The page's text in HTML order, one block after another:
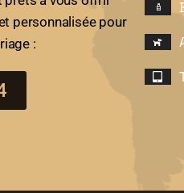
personnalisée pour
: